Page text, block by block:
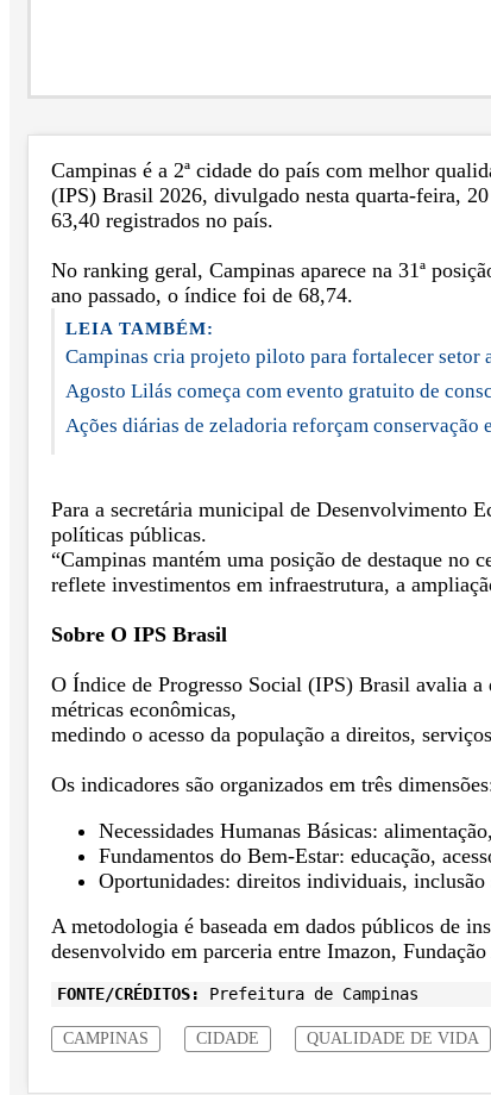
Campinas é a 2ª cidade do país com melhor
(IPS) Brasil 2026, divulgado nesta quarta-feira,
63,40 registrados no país.
No ranking geral, Campinas aparece na 31ª
ano passado, o índice foi de 68,74.
LEIA TAMBÉM:
Campinas cria projeto piloto para fortalecer
Agosto Lilás começa com evento gratuito de
Ações diárias de zeladoria reforçam conservação
Para a secretária municipal de Desenvolvimento
políticas públicas.
“Campinas mantém uma posição de destaque no
reflete investimentos em infraestrutura, a
Sobre O IPS Brasil
O Índice de Progresso Social (IPS) Brasil avalia
métricas econômicas,
medindo o acesso da população a direitos,
Os indicadores são organizados em três
Necessidades Humanas Básicas:
Fundamentos do Bem-Estar: educação,
Oportunidades: direitos individuais, inclusão
A metodologia é baseada em dados públicos de
desenvolvido em parceria entre Imazon,
FONTE/CRÉDITOS: Prefeitura de Campinas
CAMPINAS CIDADE QUALIDADE DE VIDA